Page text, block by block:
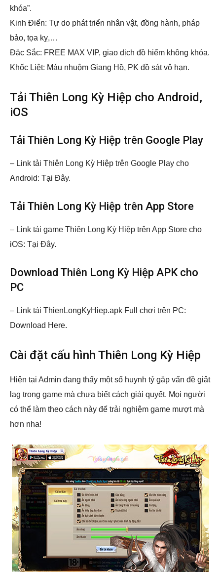
khóa”.
Kinh Điển: Tự do phát triển nhân vật, đồng hành, pháp
bảo, tọa kỵ,…
Đặc Sắc: FREE MAX VIP, giao dịch đồ hiếm không khóa.
Khốc Liệt: Máu nhuộm Giang Hồ, PK đồ sát vô hạn.
Tải Thiên Long Kỳ Hiệp cho Android,
iOS
Tải Thiên Long Kỳ Hiệp trên Google Play
– Link tải Thiên Long Kỳ Hiệp trên Google Play cho
Android: Tại Đây.
Tải Thiên Long Kỳ Hiệp trên App Store
– Link tải game Thiên Long Kỳ Hiệp trên App Store cho
iOS: Tại Đây.
Download Thiên Long Kỳ Hiệp APK cho
PC
– Link tải ThienLongKyHiep.apk Full chơi trên PC:
Download Here.
Cài đặt cấu hình Thiên Long Kỳ Hiệp
Hiện tại Admin đang thấy một số huynh tỷ gặp vấn đề giật
lag trong game mà chưa biết cách giải quyết. Mọi người
có thể làm theo cách này để trải nghiệm game mượt mà
hơn nha!